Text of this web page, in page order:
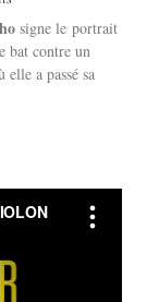
signe le portrait
bat contre un
a passé sa